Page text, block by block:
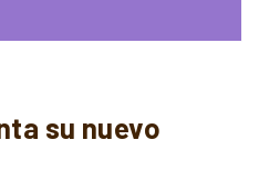
su nuevo